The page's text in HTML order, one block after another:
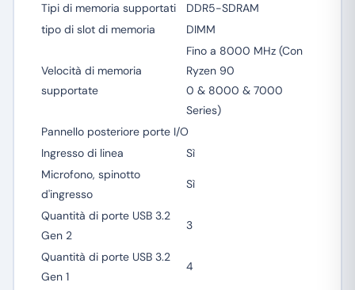
Tipi di memoria supportati
DDR5-SDRAM
tipo di slot di memoria
DIMM
Velocità di memoria
supportate
Fino a 8000 MHz (Con
Ryzen 90
0 & 8000 & 7000
Series)
Pannello posteriore porte I/O
Ingresso di linea
Sì
Microfono, spinotto
d'ingresso
Sì
Quantità di porte USB 3.2
Gen 2
3
Quantità di porte USB 3.2
Gen 1
4